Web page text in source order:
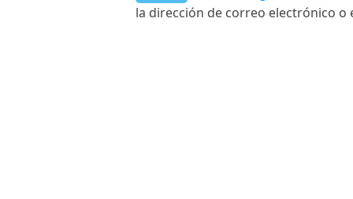
la dirección de correo electrónico